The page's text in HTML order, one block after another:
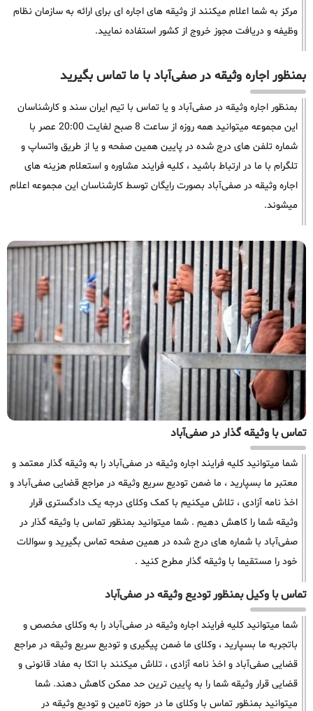
مرکز به شما اعلام میکنند از وثیقه های اجاره ای برای ارائه به سازمان نظام
وظیفه و دریافت مجوز خروج از کشور استفاده نمایید.
بمنظور اجاره وثیقه در صفی‌آباد با ما تماس بگیرید
بمنظور اجاره وثیقه در صفی‌آباد و یا تماس با تیم ایران سند و کارشناسان
این مجموعه میتوانید همه روزه از ساعت 8 صبح لغایت 20:00 عصر با
شماره تلفن های درج شده در پایین همین صفحه و یا از طریق واتساپ و
تلگرام با ما در ارتباط باشید ، کلیه فرایند مشاوره و استعلام هزینه های
اجاره وثیقه در صفی‌آباد بصورت رایگان توسط کارشناسان این مجموعه اعلام
میشوند.
تماس با وثیقه گذار در صفی‌آباد
شما میتوانید کلیه فرایند اجاره وثیقه در صفی‌آباد را به وثیقه گذار معتمد و
معتبر ما بسپارید ، ما ضمن تودیع سریع وثیقه در مراجع قضایی صفی‌آباد و
اخذ نامه آزادی ، تلاش میکنیم با کمک وکلای درجه یک دادگستری قرار
وثیقه شما را کاهش دهیم . شما میتوانید بمنظور تماس با وثیقه گذار در
صفی‌آباد با شماره های درج شده در همین صفحه تماس بگیرید و سوالات
خود را مستقیما با وثیقه گذار مطرح کنید .
تماس با وکیل بمنظور تودیع وثیقه در صفی‌آباد
شما میتوانید کلیه فرایند اجاره وثیقه در صفی‌آباد را به وکلای مخصص و
باتجربه ما بسپارید ، وکلای ما ضمن پیگیری و تودیع سریع وثیقه در مراجع
قضایی صفی‌آباد و اخذ نامه آزادی ، تلاش میکنند با اتکا به مفاد قانونی و
قضایی قرار وثیقه شما را به پایین ترین حد ممکن کاهش دهند. شما
میتوانید بمنظور تماس با وکلای ما در حوزه تامین و تودیع وثیقه در